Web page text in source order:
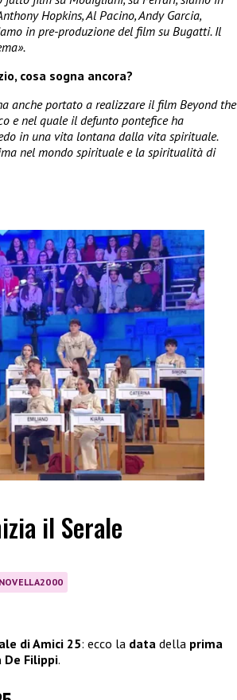
Hopkins, Al Pacino, Andy Garcia,
in pre-produzione del film su Bugatti. Il
cosa sogna ancora?
anche portato a realizzare il film Beyond the
e nel quale il defunto pontefice ha
in una vita lontana dalla vita spirituale.
nel mondo spirituale e la spiritualità di
il Serale
NOVELLA2000
di Amici 25: ecco la data della prima
De Filippi.